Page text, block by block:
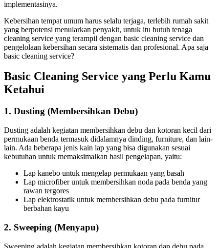
implementasinya.
Kebersihan tempat umum harus selalu terjaga, terlebih rumah sakit
yang berpotensi menularkan penyakit, untuk itu butuh tenaga
cleaning service yang terampil dengan basic cleaning service dan
pengelolaan kebersihan secara sistematis dan profesional. Apa saja
basic cleaning service?
Basic Cleaning Service yang Perlu Kamu
Ketahui
1. Dusting (Membersihkan Debu)
Dusting adalah kegiatan membersihkan debu dan kotoran kecil dari
permukaan benda termasuk didalamnya dinding, furniture, dan lain-
lain. Ada beberapa jenis kain lap yang bisa digunakan sesuai
kebutuhan untuk memaksimalkan hasil pengelapan, yaitu:
Lap kanebo untuk mengelap permukaan yang basah
Lap microfiber untuk membersihkan noda pada benda yang
rawan tergores
Lap elektrostatik untuk membersihkan debu pada furnitur
berbahan kayu
2. Sweeping (Menyapu)
Sweeping adalah kegiatan membersihkan kotoran dan debu pada